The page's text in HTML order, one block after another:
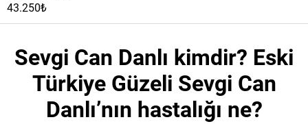
43.250₺
Sevgi Can Danlı kimdir? Eski
Türkiye Güzeli Sevgi Can
Danlı’nın hastalığı ne?